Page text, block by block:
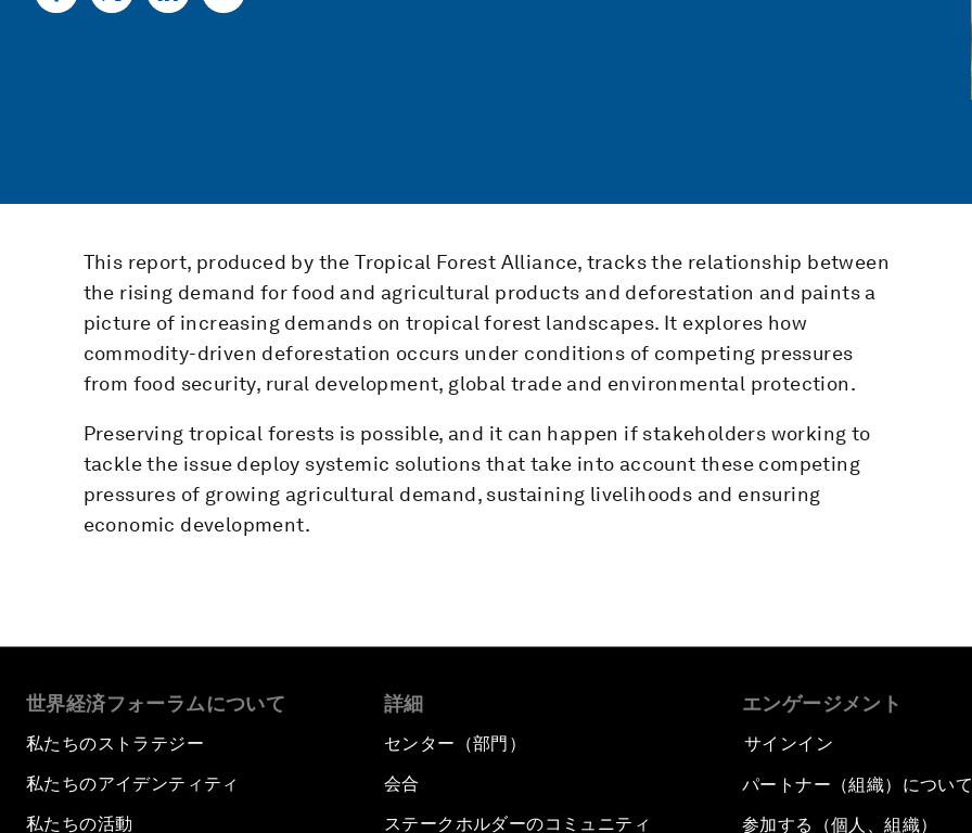
This report, produced by the Tropical Forest Alliance, tracks the relationship between
the rising demand for food and agricultural products and deforestation and paints a
picture of increasing demands on tropical forest landscapes. It explores how
commodity-driven deforestation occurs under conditions of competing pressures
from food security, rural development, global trade and environmental protection.
Preserving tropical forests is possible, and it can happen if stakeholders working to
tackle the issue deploy systemic solutions that take into account these competing
pressures of growing agricultural demand, sustaining livelihoods and ensuring
economic development.
世界経済フォーラムについて
私たちのストラテジー
私たちのアイデンティティ
私たちの活動
詳細
センター（部門）
会合
ステークホルダーのコミュニティ
エンゲージメント
サインイン
パートナー（組織）について
参加する（個人、組織）